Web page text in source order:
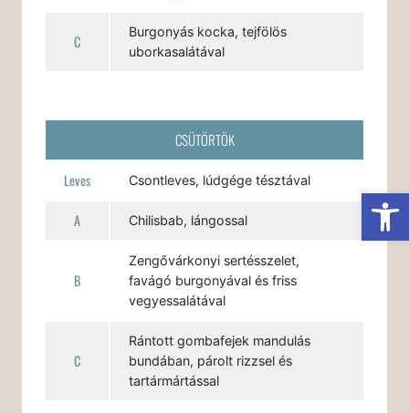
C
Burgonyás kocka, tejfölös
uborkasalátával
CSÜTÖRTÖK
Leves Csontleves, lúdgége tésztával
A Chilisbab, lángossal
B
Zengővárkonyi sertésszelet,
favágó burgonyával és friss
vegyessalátával
C
Rántott gombafejek mandulás
bundában, párolt rizzsel és
tartármártással